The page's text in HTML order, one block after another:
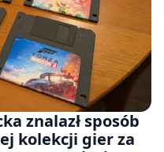
znalazł sposób
kolekcji gier za